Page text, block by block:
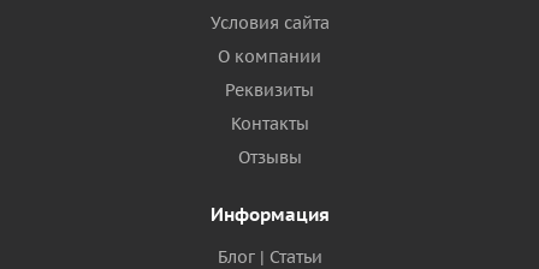
Условия сайта
О компании
Реквизиты
Контакты
Отзывы
Информация
Блог | Статьи